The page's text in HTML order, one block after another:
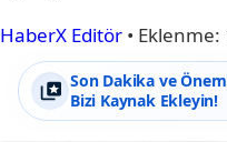
HaberX Editör • Eklenme:
Son Dakika ve
Bizi Kaynak Ekleyin!